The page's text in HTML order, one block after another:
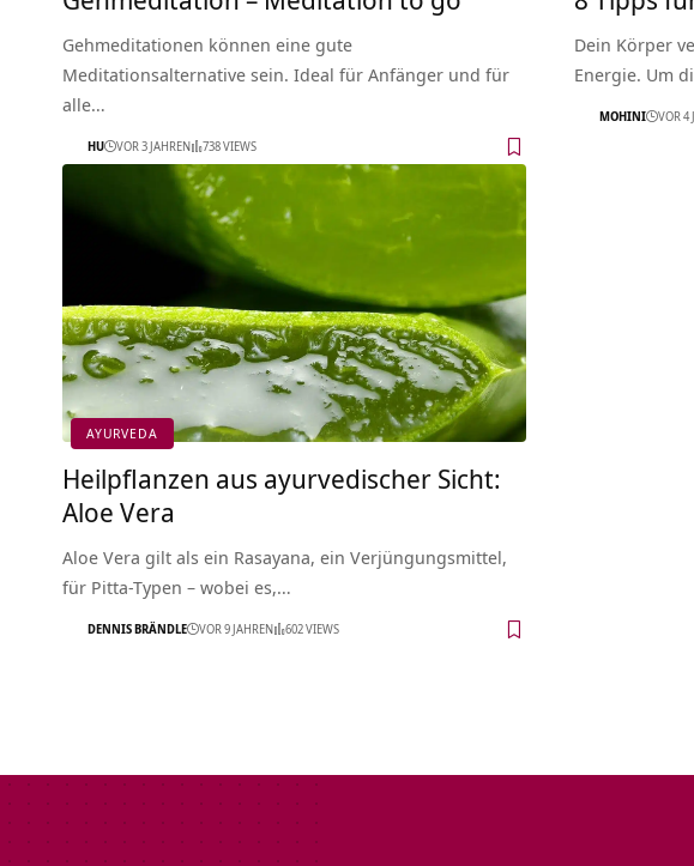
Gehmeditationen können eine gute
Meditationsalternative sein. Ideal für Anfänger und für
alle…
HU VOR 3 JAHREN 738 VIEWS
Dein Körper
Energie. Um
MOHINI VOR 4
AYURVEDA
Heilpflanzen aus ayurvedischer Sicht:
Aloe Vera
Aloe Vera gilt als ein Rasayana, ein Verjüngungsmittel,
für Pitta-Typen – wobei es,…
DENNIS BRÄNDLE VOR 9 JAHREN 602 VIEWS